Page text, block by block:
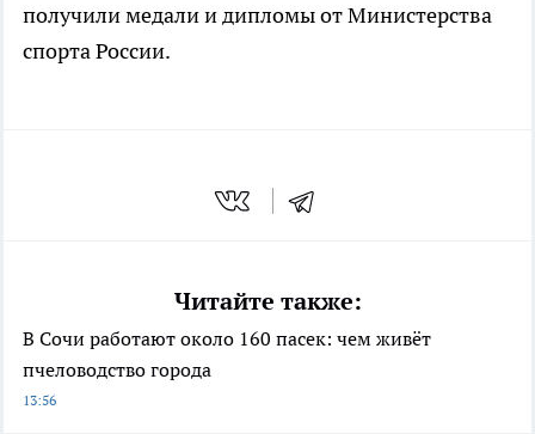
получили медали и дипломы от Министерства
спорта России.
Читайте также:
В Сочи работают около 160 пасек: чем живёт
пчеловодство города
13:56